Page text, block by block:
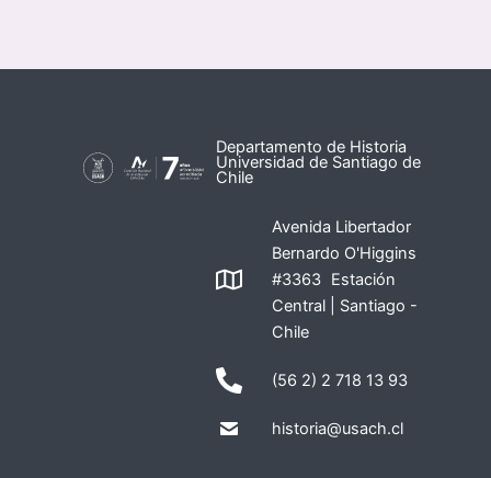
Departamento de Historia
Universidad de Santiago de
Chile
Avenida Libertador
Bernardo O'Higgins
#3363 Estación
Central | Santiago -
Chile
(56 2) 2 718 13 93
historia@usach.cl